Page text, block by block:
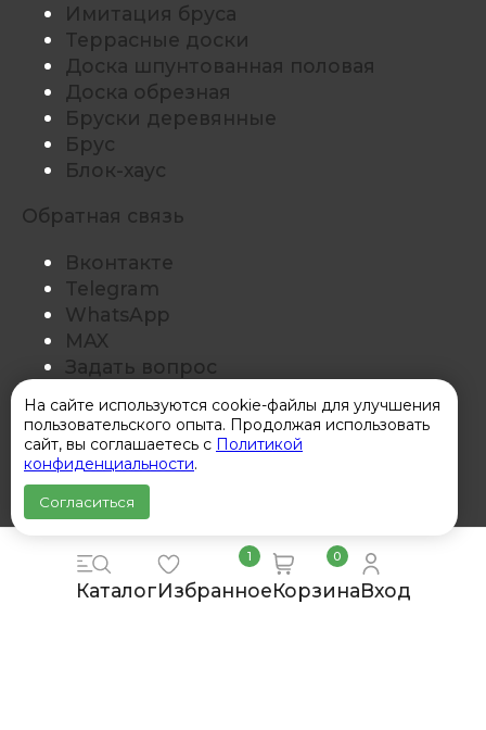
КаталогИзбранное
1 0
КорзинаВход
Имитация бруса
Террасные доски
Доска шпунтованная половая
Доска обрезная
Бруски деревянные
Брус
Блок-хаус
Обратная связь
Вконтакте
Telegram
WhatsApp
MAX
Задать вопрос
Оставить отзыв
Покупателям
О нас
Доставка
Обмен и возврат
На сайте используются cookie-файлы для улучшения
пользовательского опыта. Продолжая использовать
сайт, вы соглашаетесь с Политикой
конфиденциальности.
Согласиться